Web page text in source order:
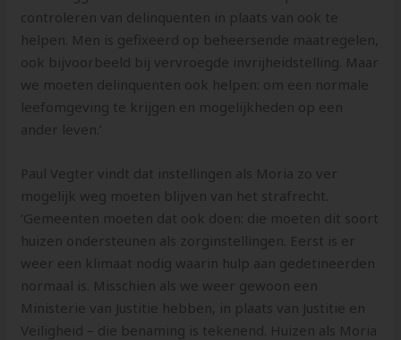
controleren van delinquenten in plaats van ook te
helpen. Men is gefixeerd op beheersende maatregelen,
ook bijvoorbeeld bij vervroegde invrijheidstelling. Maar
we moeten delinquenten ook helpen: om een normale
leefomgeving te krijgen en mogelijkheden op een
ander leven.’
Paul Vegter vindt dat instellingen als Moria zo ver
mogelijk weg moeten blijven van het strafrecht.
‘Gemeenten moeten dat ook doen: die moeten dit soort
huizen ondersteunen als zorginstellingen. Eerst is er
weer een klimaat nodig waarin hulp aan gedetineerden
normaal is. Misschien als we weer gewoon een
Ministerie van Justitie hebben, in plaats van Justitie en
Veiligheid – die benaming is tekenend. Huizen als Moria